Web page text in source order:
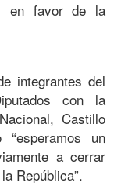
en favor de la
integrantes del
con la
Castillo
un
a cerrar
República”.